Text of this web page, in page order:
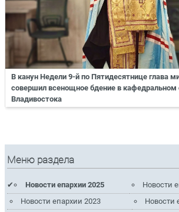
В канун Недели 9-й по Пятидесятнице глава
совершил всенощное бдение в кафедральном
Владивостока
Меню раздела
Новости епархии 2025
Новости
Новости епархии 2023
Новости